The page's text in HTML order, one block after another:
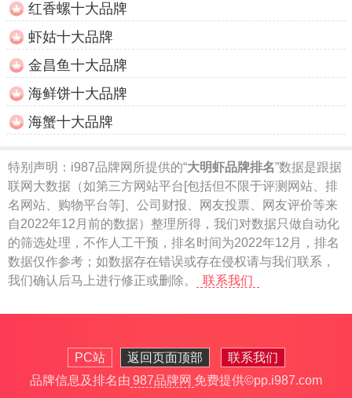
红香螺十大品牌
虾姑十大品牌
金昌鱼十大品牌
海鲜饼十大品牌
海蟹十大品牌
特别声明： i987品牌网所提供的“大明虾品牌排名”数据是跟据
联网大数据（如第三方网站平台[包括但不限于评测网站、排
名网站、购物平台等]、公司财报、网友投票、网友评价等来
自2022年12月前的数据）整理所得，我们对数据只做自动化
的筛选处理，不作人工干预，排名时间为2022年12月，排名
数据仅作参考；如数据存在错误或存在侵权请与我们联系，
我们确认后马上进行修正或删除。
联系我们
PC站 返回页面顶部
联系我们
品牌信息及排名由 987品牌网 免费提供©pp.i987.com